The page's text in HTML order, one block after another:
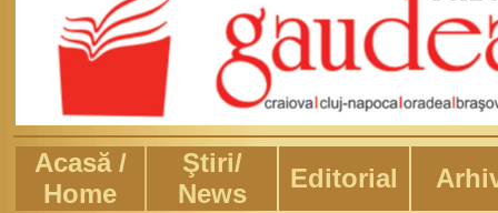
Acasă /
Home
Ştiri/
News
Editorial